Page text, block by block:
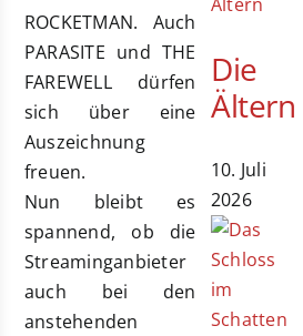
ROCKETMAN. Auch
PARASITE und THE
FAREWELL dürfen
sich über eine
Auszeichnung
freuen.
Nun bleibt es
spannend, ob die
Streaminganbieter
auch bei den
anstehenden
Die
Ältern
10. Juli
2026